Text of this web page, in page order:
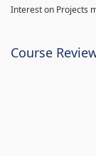
Course